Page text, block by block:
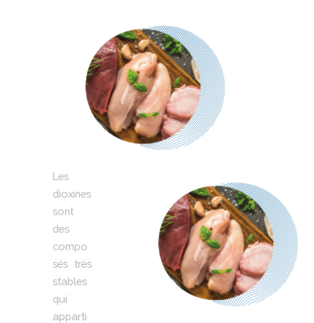
Les
dioxines
sont
des
compo
sés très
stables
qui
apparti